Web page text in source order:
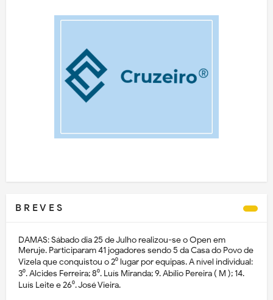
B R E V E S
DAMAS: Sábado dia 25 de Julho realizou-se o Open em
Meruje. Participaram 41 jogadores sendo 5 da Casa do Povo de
Vizela que conquistou o 2⁰ lugar por equipas. A nível individual:
3⁰. Alcides Ferreira; 8⁰. Luís Miranda; 9. Abílio Pereira ( M ); 14.
Luís Leite e 26⁰. José Vieira.